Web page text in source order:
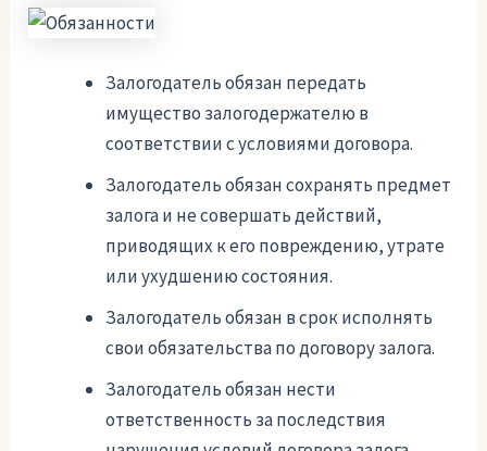
Залогодатель обязан передать
имущество залогодержателю в
соответствии с условиями договора.
Залогодатель обязан сохранять предмет
залога и не совершать действий,
приводящих к его повреждению, утрате
или ухудшению состояния.
Залогодатель обязан в срок исполнять
свои обязательства по договору залога.
Залогодатель обязан нести
ответственность за последствия